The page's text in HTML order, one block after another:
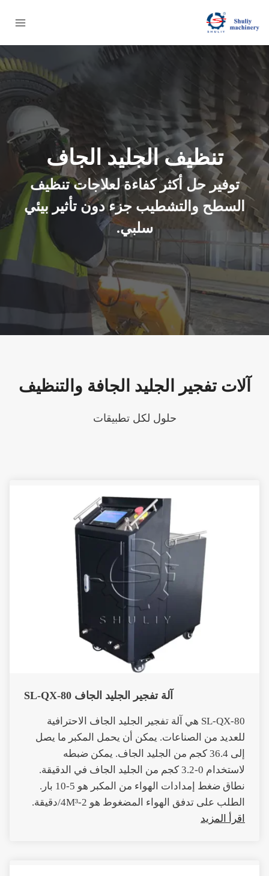
إلى
تنظيف الجليد الجاف
توفير حل أكثر كفاءة لعلاجات تنظيف
السطح والتشطيب جزء دون تأثير بيئي
سلبي.
آلات تفجير الجليد الجافة والتنظيف
حلول لكل تطبيقات
آلة تفجير الجليد الجاف SL-QX-80
SL-QX-80 هي آلة تفجير الجليد الجاف الاحترافية
للعديد من الصناعات. يمكن أن يحمل المكبر ما يصل
إلى 36.4 كجم من الجليد الجاف. يمكن ضبطه
لاستخدام 0-3.2 كجم من الجليد الجاف في الدقيقة.
نطاق ضغط إمدادات الهواء من المكبر هو 5-10 بار.
الطلب على تدفق الهواء المضغوط هو 2-4M³/دقيقة.
اقرأ المزيد